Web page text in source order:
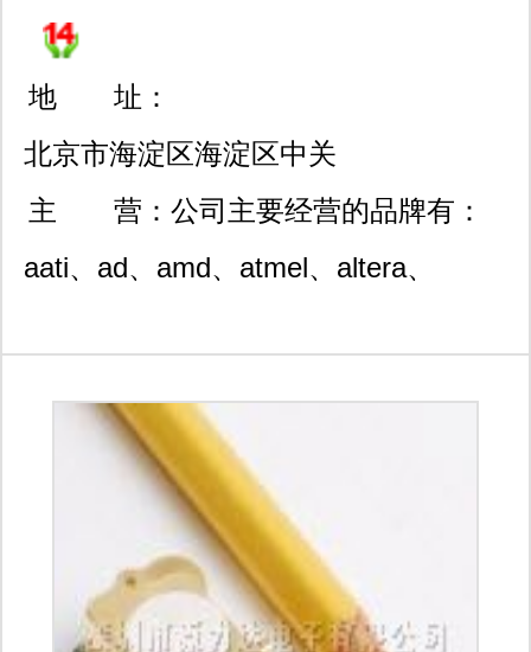
地 址：
北京市海淀区海淀区中关
村大街32号和盛嘉业大厦1
0层第1011室
主 营： 公司主要经营的品牌有：
aati、ad、amd、atmel、altera、
ph等品牌电子元器件,期待您的来